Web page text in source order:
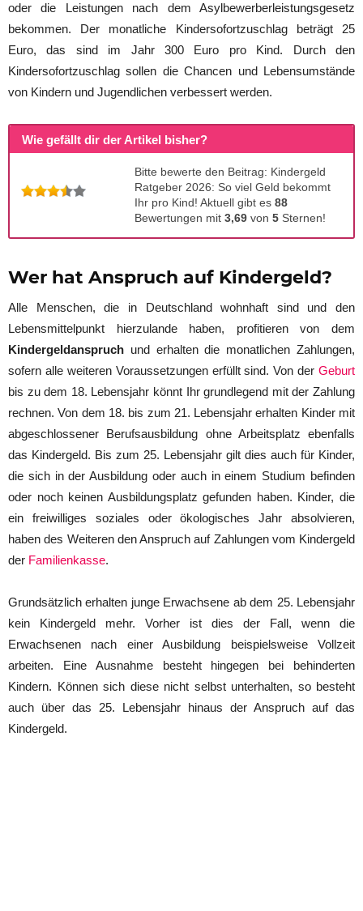
oder die Leistungen nach dem Asylbewerberleistungsgesetz
bekommen. Der monatliche Kindersofortzuschlag beträgt 25
Euro, das sind im Jahr 300 Euro pro Kind. Durch den
Kindersofortzuschlag sollen die Chancen und Lebensumstände
von Kindern und Jugendlichen verbessert werden.
Wie gefällt dir der Artikel bisher?
Bitte bewerte den Beitrag: Kindergeld
Ratgeber 2026: So viel Geld bekommt
Ihr pro Kind! Aktuell gibt es 88
Bewertungen mit 3,69 von 5 Sternen!
Wer hat Anspruch auf Kindergeld?
Alle Menschen, die in Deutschland wohnhaft sind und den
Lebensmittelpunkt hierzulande haben, profitieren von dem
Kindergeldanspruch und erhalten die monatlichen Zahlungen,
sofern alle weiteren Voraussetzungen erfüllt sind. Von der Geburt
bis zu dem 18. Lebensjahr könnt Ihr grundlegend mit der Zahlung
rechnen. Von dem 18. bis zum 21. Lebensjahr erhalten Kinder mit
abgeschlossener Berufsausbildung ohne Arbeitsplatz ebenfalls
das Kindergeld. Bis zum 25. Lebensjahr gilt dies auch für Kinder,
die sich in der Ausbildung oder auch in einem Studium befinden
oder noch keinen Ausbildungsplatz gefunden haben. Kinder, die
ein freiwilliges soziales oder ökologisches Jahr absolvieren,
haben des Weiteren den Anspruch auf Zahlungen vom Kindergeld
der Familienkasse.
Grundsätzlich erhalten junge Erwachsene ab dem 25. Lebensjahr
kein Kindergeld mehr. Vorher ist dies der Fall, wenn die
Erwachsenen nach einer Ausbildung beispielsweise Vollzeit
arbeiten. Eine Ausnahme besteht hingegen bei behinderten
Kindern. Können sich diese nicht selbst unterhalten, so besteht
auch über das 25. Lebensjahr hinaus der Anspruch auf das
Kindergeld.